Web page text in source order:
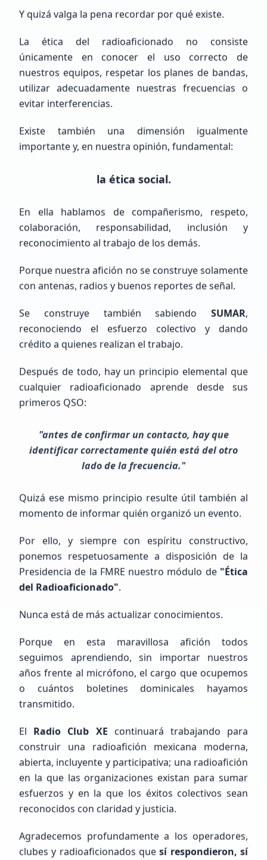
Emiliano Gutierrez
Argentina, Buenos Aires, Bahía Blanca
NOHAY
Principiante (SWL / Aspirante)
Mexico, Chih., JUÁREZ
MIGUEL ANGELLOPEZ ALONZO
Principiante (SWL / Aspirante)
México, GUERRERO, LA UNION DE ISIDORO MONTES DE OCA
Próximos Eventos Calendario completo
Y quizá valga la pena recordar por qué existe.
La ética del radioaficionado no consiste
únicamente en conocer el uso correcto de
nuestros equipos, respetar los planes de bandas,
utilizar adecuadamente nuestras frecuencias o
evitar interferencias.
Existe también una dimensión igualmente
importante y, en nuestra opinión, fundamental:
la ética social.
En ella hablamos de compañerismo, respeto,
colaboración, responsabilidad, inclusión y
reconocimiento al trabajo de los demás.
Porque nuestra afición no se construye solamente
con antenas, radios y buenos reportes de señal.
Se construye también sabiendo SUMAR,
reconociendo el esfuerzo colectivo y dando
crédito a quienes realizan el trabajo.
Después de todo, hay un principio elemental que
cualquier radioaficionado aprende desde sus
primeros QSO:
"antes de confirmar un contacto, hay que
identificar correctamente quién está del otro
lado de la frecuencia."
Quizá ese mismo principio resulte útil también al
momento de informar quién organizó un evento.
Por ello, y siempre con espíritu constructivo,
ponemos respetuosamente a disposición de la
Presidencia de la FMRE nuestro módulo de "Ética
del Radioaficionado".
Nunca está de más actualizar conocimientos.
Porque en esta maravillosa afición todos
seguimos aprendiendo, sin importar nuestros
años frente al micrófono, el cargo que ocupemos
o cuántos boletines dominicales hayamos
transmitido.
El Radio Club XE continuará trabajando para
construir una radioafición mexicana moderna,
abierta, incluyente y participativa; una radioafición
en la que las organizaciones existan para sumar
esfuerzos y en la que los éxitos colectivos sean
reconocidos con claridad y justicia.
Agradecemos profundamente a los operadores,
clubes y radioaficionados quesí respondieron, sí